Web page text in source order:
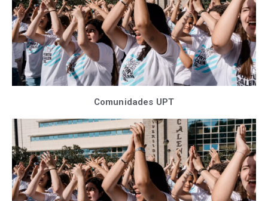
Comunidades UPT